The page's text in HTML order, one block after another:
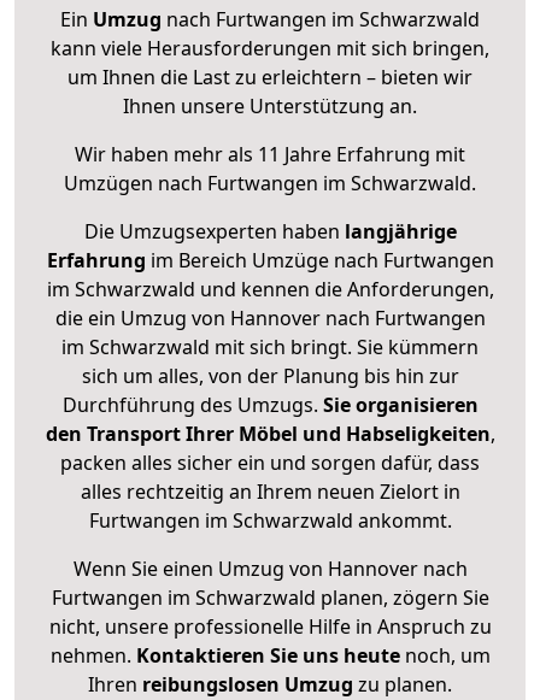
Ein Umzug nach Furtwangen im Schwarzwald
kann viele Herausforderungen mit sich bringen,
um Ihnen die Last zu erleichtern – bieten wir
Ihnen unsere Unterstützung an.
Wir haben mehr als 11 Jahre Erfahrung mit
Umzügen nach Furtwangen im Schwarzwald.
Die Umzugsexperten haben langjährige
Erfahrung im Bereich Umzüge nach Furtwangen
im Schwarzwald und kennen die Anforderungen,
die ein Umzug von Hannover nach Furtwangen
im Schwarzwald mit sich bringt. Sie kümmern
sich um alles, von der Planung bis hin zur
Durchführung des Umzugs. Sie organisieren
den Transport Ihrer Möbel und Habseligkeiten,
packen alles sicher ein und sorgen dafür, dass
alles rechtzeitig an Ihrem neuen Zielort in
Furtwangen im Schwarzwald ankommt.
Wenn Sie einen Umzug von Hannover nach
Furtwangen im Schwarzwald planen, zögern Sie
nicht, unsere professionelle Hilfe in Anspruch zu
nehmen. Kontaktieren Sie uns heutenoch, um
Ihren reibungslosen Umzug zu planen.